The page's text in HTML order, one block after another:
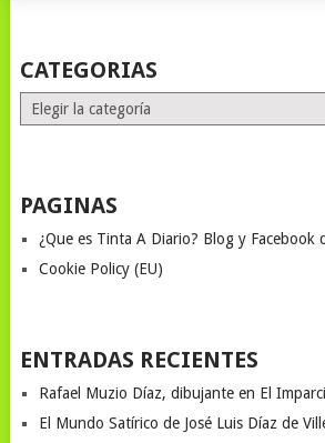
CATEGORIAS
Categorias
PAGINAS
¿Que es Tinta A Diario? Blog y Facebook
Cookie Policy (EU)
ENTRADAS RECIENTES
Rafael Muzio Díaz, dibujante en El
El Mundo Satírico de José Luis Díaz de